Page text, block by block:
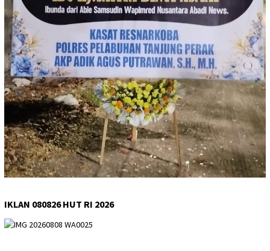
IKLAN 080826 HUT RI 2026